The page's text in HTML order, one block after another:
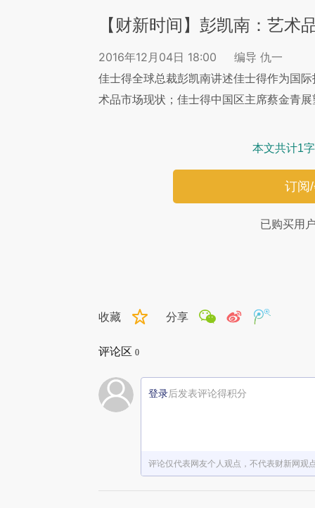
【财新时间】彭凯南：艺术
2016年12月04日 18:00
编导 仇一
佳士得全球总裁彭凯南讲述佳士得作为国
术品市场现状；佳士得中国区主席蔡金青
本文共计1
订阅
已购买用
收藏 分享
评论区 0
登录后发表评论得积分
评论仅代表网友个人观点，不代表财新网观